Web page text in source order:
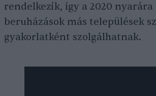
rendelkezik, így a 2020 nyarára
beruházások más települések
gyakorlatként szolgálhatnak.